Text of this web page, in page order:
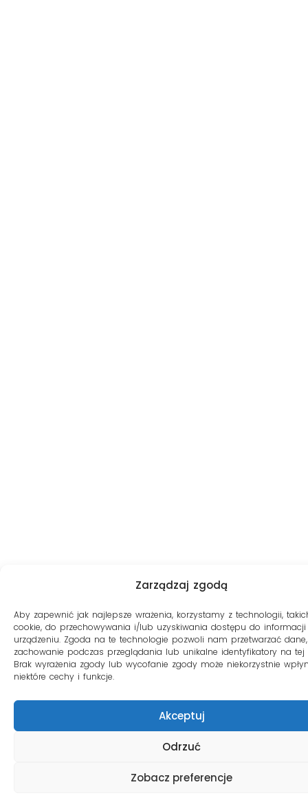
Zarządzaj zgodą
Aby zapewnić jak najlepsze wrażenia, korzystamy z technologii,
cookie, do przechowywania i/lub uzyskiwania dostępu do
urządzeniu. Zgoda na te technologie pozwoli nam przetwarzać
zachowanie podczas przeglądania lub unikalne identyfikatory na tej
Brak wyrażenia zgody lub wycofanie zgody może niekorzystnie
niektóre cechy i funkcje.
Akceptuj
Odrzuć
Zobacz preferencje